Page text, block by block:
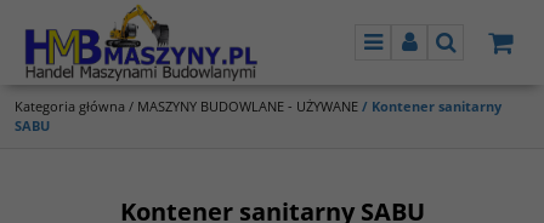
MenuPanelSzukaj
Kategoria główna / MASZYNY BUDOWLANE - UŻYWANE / Kontener sanitarny
SABU
Kontener sanitarny SABU